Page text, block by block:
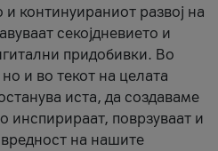
континуираниот развој на
секојдневието и
придобивки. Во
и во текот на целата
иста, да создаваме
инспирираат, поврзуваат и
на нашите